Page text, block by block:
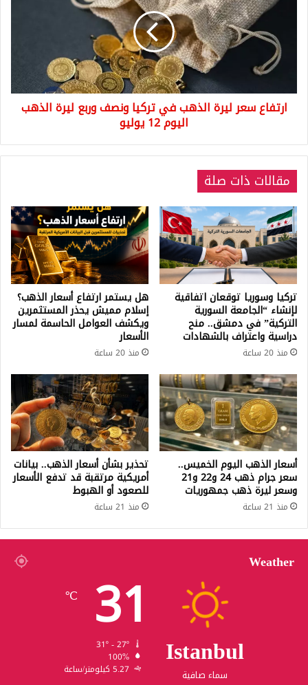
تركيا
ونصف
ليرة
الذهب
اليوم
يوليو
ارتفاع سعر ليرة الذهب في تركيا ونصف وربع ليرة الذهب
اليوم 12 يوليو
مقالات ذات صلة
تركيا وسوريا توقعان اتفاقية
لإنشاء “الجامعة السورية
التركية” في دمشق.. منح
دراسية واعتراف بالشهادات
منذ 20 ساعة
هل يستمر ارتفاع أسعار الذهب؟
إسلام مميش يحذر المستثمرين
ويكشف العوامل الحاسمة لمسار
الأسعار
منذ 20 ساعة
أسعار الذهب اليوم الخميس..
سعر جرام ذهب 24 و22 و21
وسعر ليرة ذهب جمهوريات
منذ 21 ساعة
تحذير بشأن أسعار الذهب.. بيانات
أمريكية مرتقبة قد تدفع الأسعار
للصعود أو الهبوط
منذ 21 ساعة
Weather
Istanbul
سماء صافية
31
℃
100%
5.27 كيلومتر/ساعة